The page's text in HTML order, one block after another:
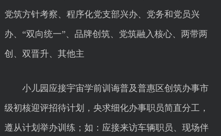
党筑方针考察、程序化党支部兴办、党务和党员兴
办、“双向统一”、品牌创筑、党筑融入核心、两带两
创、双晋升、其他主
小儿园应接宇宙学前训诲普及普惠区创筑办事市
级初核迎评招待计划，央求细化办事职员简直分工，
遵从计划举办训练；如：应接来访车辆职员、现场伴